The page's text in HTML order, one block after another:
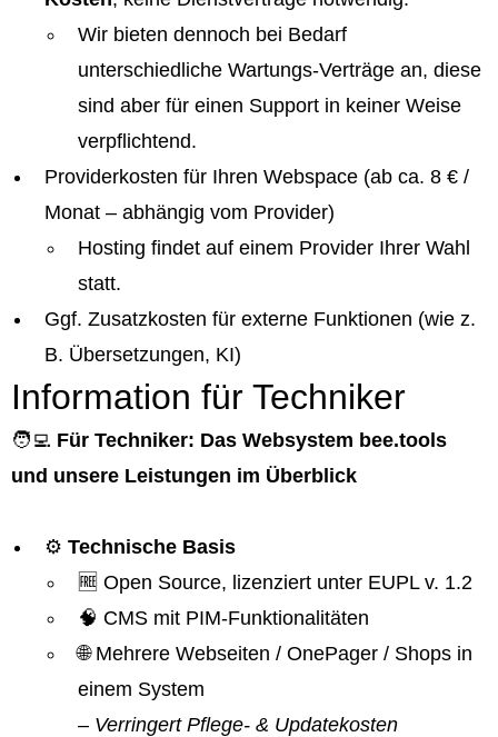
Wir bieten dennoch bei Bedarf
unterschiedliche Wartungs-Verträge an, diese
sind aber für einen Support in keiner Weise
verpflichtend.
Providerkosten für Ihren Webspace (ab ca. 8 € /
Monat – abhängig vom Provider)
Hosting findet auf einem Provider Ihrer Wahl
statt.
Ggf. Zusatzkosten für externe Funktionen (wie z.
B. Übersetzungen, KI)
Information für Techniker
🧑‍💻 Für Techniker: Das Websystem bee.tools
und unsere Leistungen im Überblick
⚙️ Technische Basis
🆓 Open Source, lizenziert unter EUPL v. 1.2
🧠 CMS mit PIM-Funktionalitäten
🌐 Mehrere Webseiten / OnePager / Shops in
einem System
– Verringert Pflege- & Updatekosten